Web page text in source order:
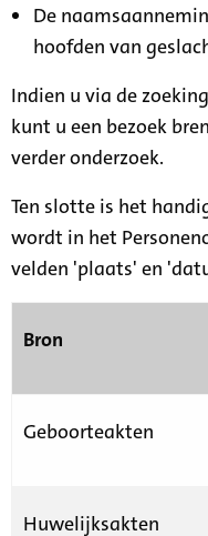
De
hoofden van
Indien u via de
kunt u een bezoek
verder onderzoek.
Ten slotte is het
wordt in het
velden 'plaats' en
Bron
Geboorteakten
Huwelijksakten